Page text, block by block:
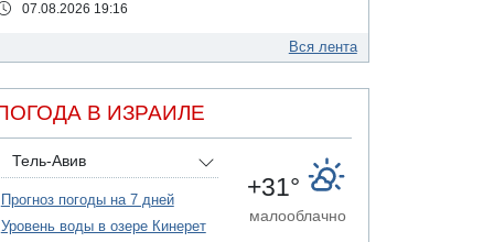
07.08.2026 19:16
Иерусалиме
Подозреваемый в домогательствах в хостеле
- Гильбоа Дахан
Обнародовано имя полицейского,
Вся лента
В ИЗРАИЛЕ
Тель-Авив
Прогноз погоды на 7 дней
Уровень воды в озере Кинерет
+31°
малооблачно